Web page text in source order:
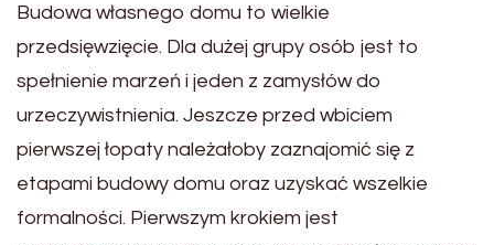
Budowa własnego domu to wielkie
przedsięwzięcie. Dla dużej grupy osób jest to
spełnienie marzeń i jeden z zamysłów do
urzeczywistnienia. Jeszcze przed wbiciem
pierwszej łopaty należałoby zaznajomić się z
etapami budowy domu oraz uzyskać wszelkie
formalności. Pierwszym krokiem jest